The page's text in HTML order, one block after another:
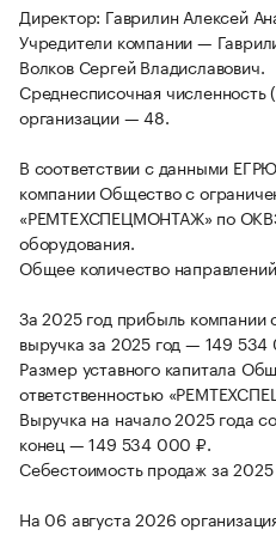
Директор: Гаврилин Алексей
Учредители компании —
Волков Сергей Владиславович.
Среднесписочная
организации — 48.
В соответствии с данными
компании Общество с
«РЕМТЕХСПЕЦМОНТАЖ» по
оборудования.
Общее количество
За 2025 год прибыль
выручка за 2025 год — 149
Размер уставного капитала
ответственностью
Выручка на начало 2025 года
конец — 149 534 000 ₽.
Себестоимость продаж за
На 06 августа 2026